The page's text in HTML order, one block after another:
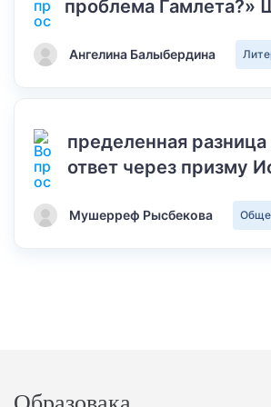
проблема Гамлета?»
Ангелина Балыбердина
пределенная
ответ через призму
Мушерреф Рысбекова